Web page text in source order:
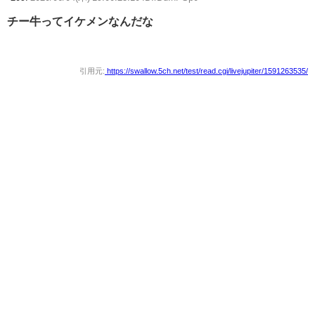
チー牛ってイケメンなんだな
引用元: https://swallow.5ch.net/test/read.cgi/livejupiter/1591263535/